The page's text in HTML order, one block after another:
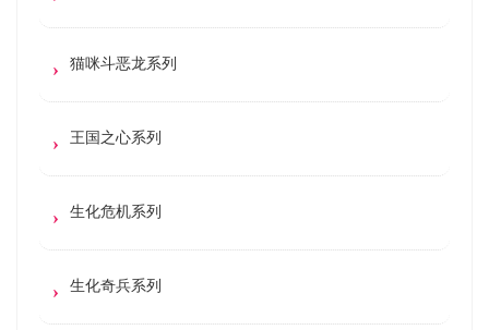
猫咪斗恶龙系列
王国之心系列
生化危机系列
生化奇兵系列